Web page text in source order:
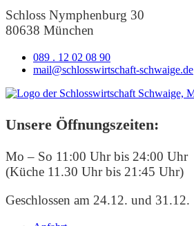
Schloss Nymphenburg 30
80638 München
089 . 12 02 08 90
mail@schlosswirtschaft-schwaige.de
Unsere Öffnungszeiten:
Mo – So 11:00 Uhr bis 24:00 Uhr
(Küche 11.30 Uhr bis 21:45 Uhr)
Geschlossen am 24.12. und 31.12.